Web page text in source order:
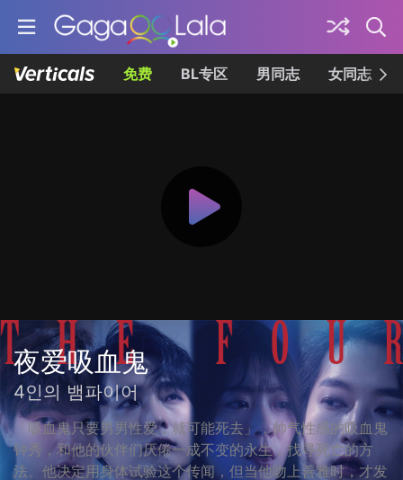
免费 BL专区 男同志 女同志
夜爱吸血鬼
4인의 뱀파이어
「吸血鬼只要男男性爱，就可能死去」，帅气性感的吸血鬼
钟秀，和他的伙伴们厌倦一成不变的永生，找寻死亡的方
法。他决定用身体试验这个传闻，但当他吻上善雅时，才发